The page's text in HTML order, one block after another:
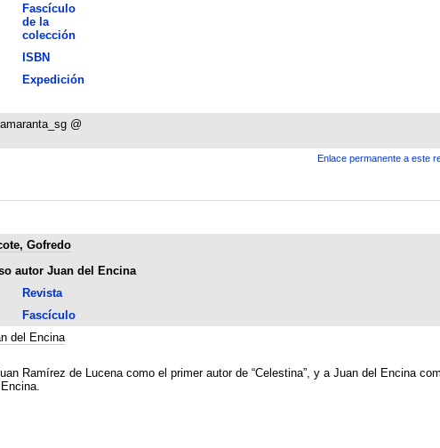
Fascículo
de la
colección
ISBN
Expedición
@
Enlace permanente a este
Gofredo
autor Juan del Encina
Revista
Fascículo
del Encina
Ramírez de Lucena como el primer autor de “Celestina”, y a Juan del Encina